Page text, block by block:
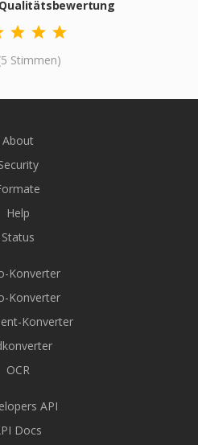
Qualitätsbewertung
Stimmen)
About
Help
Status
Konverter
Konverter
Konverter
OCR
API
Docs